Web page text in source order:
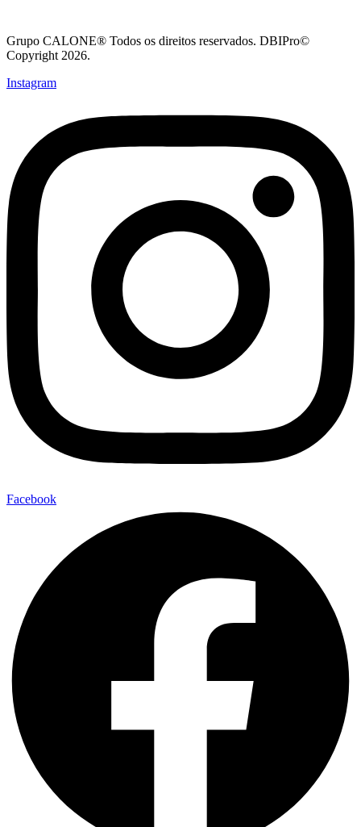
Grupo CALONE® Todos os direitos reservados. DBIPro©
Copyright 2026.
Instagram
Facebook